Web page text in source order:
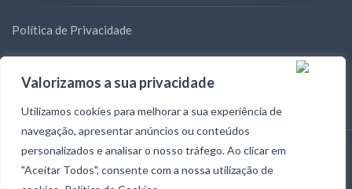
Valorizamos a sua privacidade
Utilizamos cookies para melhorar a sua experiência de
navegação, apresentar anúncios ou conteúdos
personalizados e analisar o nosso tráfego. Ao clicar em
"Aceitar Todos", consente com a nossa utilização de
Política de Privacidade
Blog
Desenvolvido Com Por
- Todos os Direitos Reservados - ©
Fórum Democrático 2025